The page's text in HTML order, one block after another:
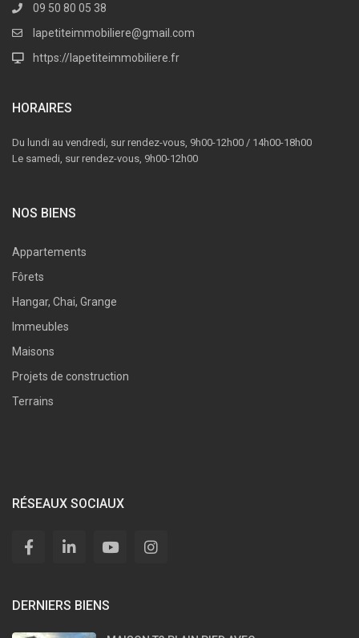
09 50 80 05 38
lapetiteimmobiliere@gmail.com
https://lapetiteimmobiliere.fr
HORAIRES
Du lundi au vendredi, sur rendez-vous, 9h00-12h00 / 14h00-18h00
Le samedi, sur rendez-vous, 9h00-12h00
NOS BIENS
Appartements
Fôrets
Hangar, Chai, Grange
Immeubles
Maisons
Projets de construction
Terrains
RÉSEAUX SOCIAUX
DERNIERS BIENS